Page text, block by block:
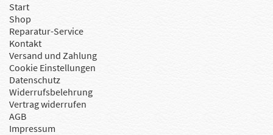
Start
Shop
Reparatur-Service
Kontakt
Versand und Zahlung
Cookie Einstellungen
Datenschutz
Widerrufsbelehrung
Vertrag widerrufen
AGB
Impressum